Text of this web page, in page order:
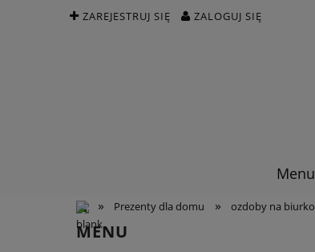
ZAREJESTRUJ SIĘ ZALOGUJ SIĘ
Menu
» Prezenty dla domu » ozdoby na biurko
MENU